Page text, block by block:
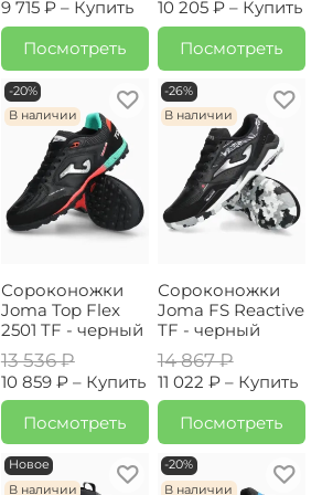
9 715 ₽ – Купить
Посмотреть
10 205 ₽ – Купить
Посмотреть
-20%
В наличии
Сороконожки
Joma Top Flex
2501 TF - черный
13 536 ₽
10 859 ₽ – Купить
Посмотреть
-26%
В наличии
Сороконожки
Joma FS Reactive
TF - черный
14 867 ₽
11 022 ₽ – Купить
Посмотреть
Новое
В наличии
-20%
В наличии